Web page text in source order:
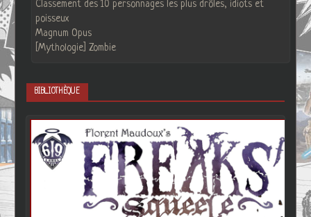
Classement des 10 personnages les plus drôles, idiots et
poisseux
Magnum Opus
[Mythologie] Zombie
BIBLIOTHÈQUE